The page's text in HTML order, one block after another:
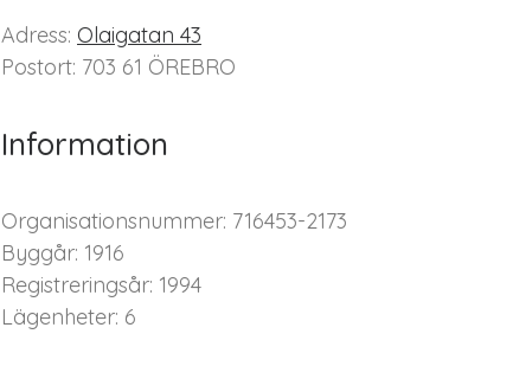
Adress: Olaigatan 43
Postort: 703 61 ÖREBRO
Information
Organisationsnummer: 716453-2173
Byggår: 1916
Registreringsår: 1994
Lägenheter: 6